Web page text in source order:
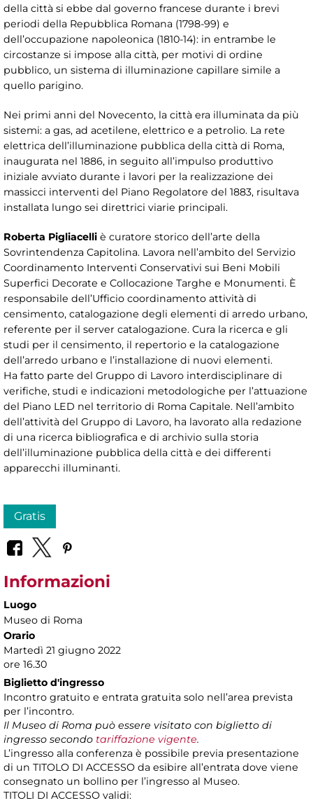
della città si ebbe dal governo francese durante i brevi
periodi della Repubblica Romana (1798-99) e
dell’occupazione napoleonica (1810-14): in entrambe le
circostanze si impose alla città, per motivi di ordine
pubblico, un sistema di illuminazione capillare simile a
quello parigino.
Nei primi anni del Novecento, la città era illuminata da più
sistemi: a gas, ad acetilene, elettrico e a petrolio. La rete
elettrica dell’illuminazione pubblica della città di Roma,
inaugurata nel 1886, in seguito all’impulso produttivo
iniziale avviato durante i lavori per la realizzazione dei
massicci interventi del Piano Regolatore del 1883, risultava
installata lungo sei direttrici viarie principali.
Roberta Pigliacelli è curatore storico dell’arte della
Sovrintendenza Capitolina. Lavora nell’ambito del Servizio
Coordinamento Interventi Conservativi sui Beni Mobili
Superfici Decorate e Collocazione Targhe e Monumenti. È
responsabile dell’Ufficio coordinamento attività di
censimento, catalogazione degli elementi di arredo urbano,
referente per il server catalogazione. Cura la ricerca e gli
studi per il censimento, il repertorio e la catalogazione
dell’arredo urbano e l’installazione di nuovi elementi.
Ha fatto parte del Gruppo di Lavoro interdisciplinare di
verifiche, studi e indicazioni metodologiche per l’attuazione
del Piano LED nel territorio di Roma Capitale. Nell’ambito
dell’attività del Gruppo di Lavoro, ha lavorato alla redazione
di una ricerca bibliografica e di archivio sulla storia
dell’illuminazione pubblica della città e dei differenti
apparecchi illuminanti.
Gratis
Informazioni
Luogo
Museo di Roma
Orario
Martedì 21 giugno 2022
ore 16.30
Biglietto d'ingresso
Incontro gratuito e entrata gratuita solo nell’area prevista
per l’incontro.
Il Museo di Roma può essere visitato con biglietto di
ingresso secondo tariffazione vigente.
L’ingresso alla conferenza è possibile previa presentazione
di un TITOLO DI ACCESSO da esibire all’entrata dove viene
consegnato un bollino per l’ingresso al Museo.
TITOLI DI ACCESSO validi: